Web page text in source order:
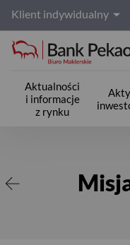
Klient indywidualny
Aktualności
i informacje
z rynku